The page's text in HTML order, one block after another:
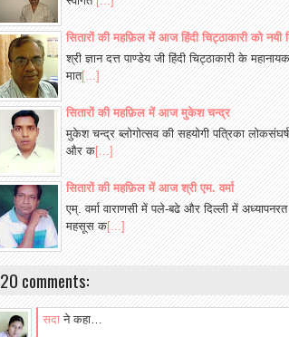
सितारों की महफ़िल में आज हिंदी चिट्ठाकारी को नयी
श्री ज्ञान दत्त पाण्डेय जी हिंदी चिट्ठाकारी के
मात[...]
सितारों की महफ़िल में आज मुकेश चन्द्र
मुकेश चन्द्र ब्लोगोत्सव की सहयोगी पत्रिका
और क[...]
सितारों की महफ़िल में आज श्री एम. वर्मा
एम्. वर्मा वाराणसी में पले-बढे और दिल्ली में
महसूस क[...]
20 comments:
सदा ने कहा…